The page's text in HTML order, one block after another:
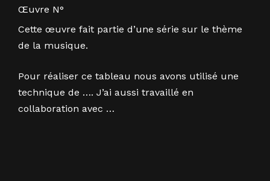
Œuvre N°
Cette œuvre fait partie d’une série sur le thème
de la musique.
Pour réaliser ce tableau nous avons utilisé une
technique de …. J’ai aussi travaillé en
collaboration avec …